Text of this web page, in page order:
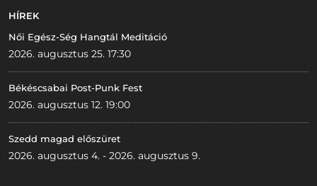
HÍREK
Női Egész-Ség Hangtál Meditáció
2026. augusztus 25. 17:30
Békéscsabai Post-Punk Fest
2026. augusztus 12. 19:00
Szedd magad előszüret
2026. augusztus 4. - 2026. augusztus 9.